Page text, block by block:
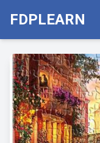
FDPLEARN